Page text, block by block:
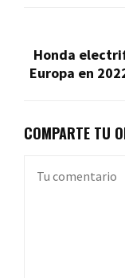
Honda
Europa en
COMPARTE TU